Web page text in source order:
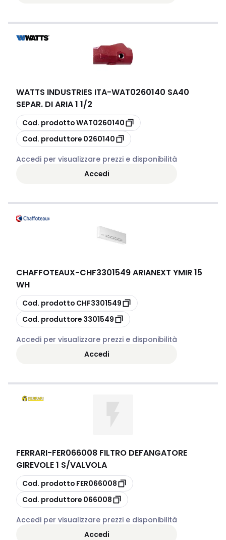
WATTS INDUSTRIES ITA-WAT0260140 SA40
SEPAR. DI ARIA 1 1/2
copia
Cod. prodottoWAT0260140
copia
Cod. produttore 0260140
Accedi per visualizzare prezzi e disponibilità
Accedi
CHAFFOTEAUX-CHF3301549 ARIANEXT YMIR 15
WH
copia
Cod. prodotto CHF3301549
copia
Cod. produttore 3301549
Accedi per visualizzare prezzi e disponibilità
Accedi
FERRARI-FER066008 FILTRO DEFANGATORE
GIREVOLE 1 S/VALVOLA
copia
Cod. prodotto FER066008
copia
Cod. produttore 066008
Accedi per visualizzare prezzi e disponibilità
Accedi